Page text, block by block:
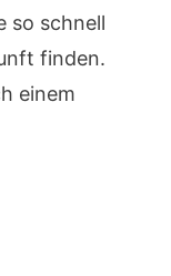
so schnell
finden.
einem